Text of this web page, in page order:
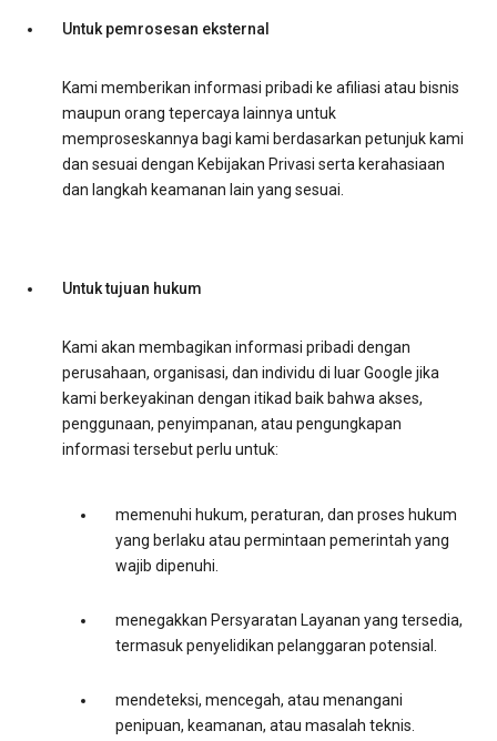
Untuk pemrosesan eksternal
Kami memberikan informasi pribadi ke afiliasi atau bisnis
maupun orang tepercaya lainnya untuk
memproseskannya bagi kami berdasarkan petunjuk kami
dan sesuai dengan Kebijakan Privasi serta kerahasiaan
dan langkah keamanan lain yang sesuai.
Untuk tujuan hukum
Kami akan membagikan informasi pribadi dengan
perusahaan, organisasi, dan individu di luar Google jika
kami berkeyakinan dengan itikad baik bahwa akses,
penggunaan, penyimpanan, atau pengungkapan
informasi tersebut perlu untuk:
memenuhi hukum, peraturan, dan proses hukum
yang berlaku atau permintaan pemerintah yang
wajib dipenuhi.
menegakkan Persyaratan Layanan yang tersedia,
termasuk penyelidikan pelanggaran potensial.
mendeteksi, mencegah, atau menangani
penipuan, keamanan, atau masalah teknis.